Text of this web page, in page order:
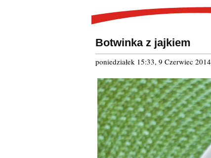
Botwinka z jajkiem
poniedziałek 15:33, 9 Czerwiec 2014